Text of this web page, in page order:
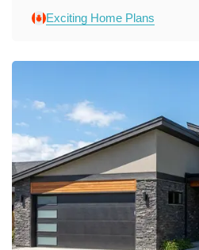
Exciting Home Plans